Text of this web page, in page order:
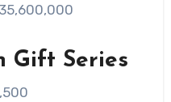
Gift Series